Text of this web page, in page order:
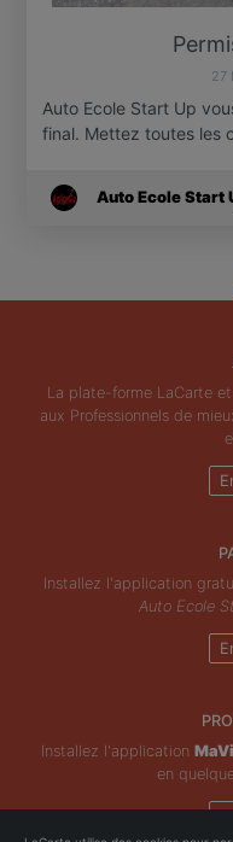
27
Auto Ecole Start Up
final. Mettez toutes les
Auto Ecole Start
La plate-forme LaCarte
aux Professionnels de
Installez l'application
Auto Ecole
Installez l'application
en